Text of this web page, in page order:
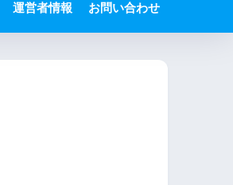
運営者情報 お問い合わせ